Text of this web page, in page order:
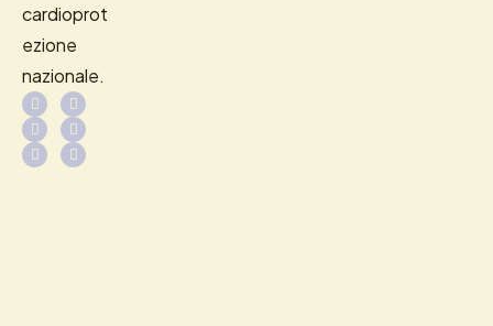
cardioprot
ezione
nazionale.